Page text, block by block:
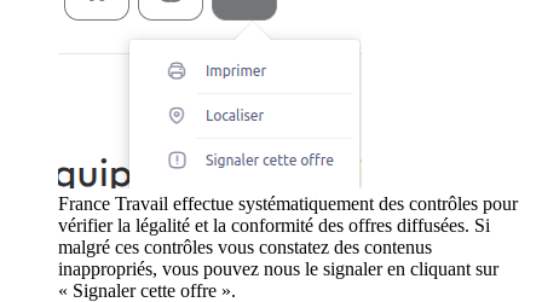
France Travail effectue systématiquement des contrôles pour
vérifier la légalité et la conformité des offres diffusées. Si
malgré ces contrôles vous constatez des contenus
inappropriés, vous pouvez nous le signaler en cliquant sur
« Signaler cette offre ».